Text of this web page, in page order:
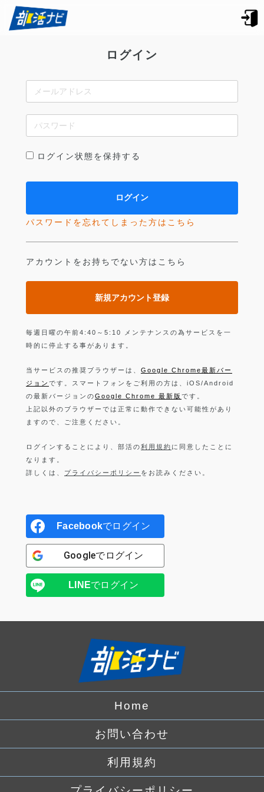
ログイン
ログイン状態を保持する
パスワードを忘れてしまった方はこちら
アカウントをお持ちでない方はこちら
新規アカウント登録
毎週日曜の午前4:40～5:10 メンテナンスの為サービスを一
時的に停止する事があります。
当サービスの推奨ブラウザーは、 Google Chrome最新バー
ジョン です。スマートフォンをご利用の方は、iOS/Android
の最新バージョンのGoogle Chrome 最新版 です。
上記以外のブラウザーでは正常に動作できない可能性があり
ますので、ご注意ください。
ログインすることにより、部活の利用規約 に同意したことに
なります。
詳しくは、 プライバシーポリシー をお読みください。
Facebookでログイン
Googleでログイン
LINEでログイン
Home
お問い合わせ
利用規約